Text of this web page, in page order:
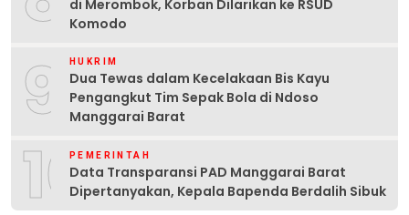
di Merombok, Korban Dilarikan ke RSUD
Komodo
9 HUKRIM
Dua Tewas dalam Kecelakaan Bis Kayu
Pengangkut Tim Sepak Bola di Ndoso
Manggarai Barat
10PEMERINTAH
Data Transparansi PAD Manggarai Barat
Dipertanyakan, Kepala Bapenda Berdalih Sibuk